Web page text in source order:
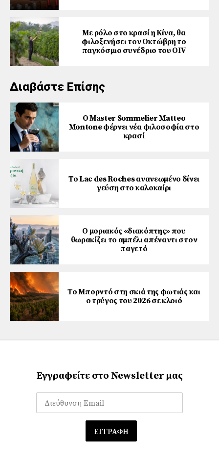
Με ρόλο στο κρασί η Κίνα, θα
φιλοξενήσει τον Οκτώβρη το
παγκόσμιο συνέδριο του ΟΙV
Διαβάστε Επίσης
Ο Master Sommelier Matteo
Montone φέρνει νέα φιλοσοφία στο
κρασί
Το Lac des Roches ανανεωμένο δίνει
γεύση στο καλοκαίρι
Ο μοριακός «διακόπτης» που
θωρακίζει το αμπέλι απέναντι στον
παγετό
Το Μπορντό στη σκιά της φωτιάς και
ο τρύγος του 2026 σε κλοιό
Εγγραφείτε στο Newsletter μας